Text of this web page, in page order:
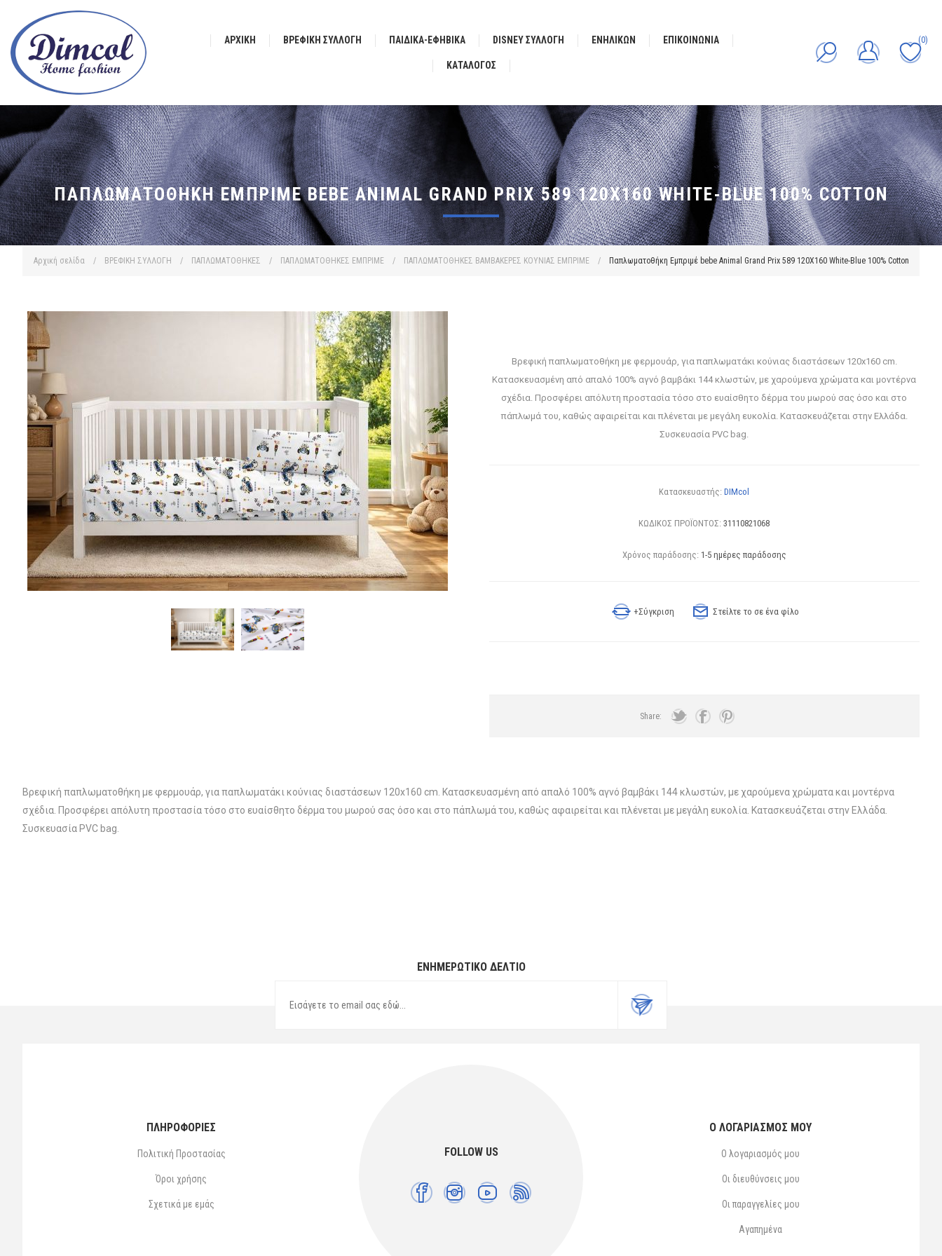
ΑΡΧΙΚΉ ΒΡΕΦΙΚΗ ΣΥΛΛΟΓΗ ΠΑΙΔΙΚΑ-ΕΦΗΒΙΚΑ DISNEY ΣΥΛΛΟΓΗ ΕΝΗΛΙΚΩΝ ΕΠΙΚΟΙΝΩΝΊΑ
ΚΑΤΆΛΟΓΟΣ
(0)
Αρχική σελίδα / ΒΡΕΦΙΚΗ ΣΥΛΛΟΓΗ / ΠΑΠΛΩΜΑΤΟΘΗΚΕΣ / ΠΑΠΛΩΜΑΤΟΘΗΚΕΣ ΕΜΠΡΙΜΕ / ΠΑΠΛΩΜΑΤΟΘΗΚΕΣ ΒΑΜΒΑΚΕΡΕΣ ΚΟΥΝΙΑΣ ΕΜΠΡΙΜΕ / Παπλωματοθήκη Εμπριμέ bebe Animal Grand Prix 589 120X160 White-Blue 100% Cotton
ΠΑΠΛΩΜΑΤΟΘΉΚΗ ΕΜΠΡΙΜΈ BEBE ANIMAL GRAND PRIX 589 120X160 WHITE-BLUE 100% COTTON
Βρεφική παπλωματοθήκη με φερμουάρ, για παπλωματάκι κούνιας διαστάσεων 120x160 cm.
Κατασκευασμένη από απαλό 100% αγνό βαμβάκι 144 κλωστών, με χαρούμενα χρώματα και μοντέρνα
σχέδια. Προσφέρει απόλυτη προστασία τόσο στο ευαίσθητο δέρμα του μωρού σας όσο και στο
πάπλωμά του, καθώς αφαιρείται και πλένεται με μεγάλη ευκολία. Κατασκευάζεται στην Ελλάδα.
Συσκευασία PVC bag.
Κατασκευαστής: DIMcol
ΚΩΔΙΚΟΣ ΠΡΟΪΟΝΤΟΣ: 31110821068
Χρόνος παράδοσης: 1-5 ημέρες παράδοσης
+Σύγκριση Στείλτε το σε ένα φίλο
Share:
Βρεφική παπλωματοθήκη με φερμουάρ, για παπλωματάκι κούνιας διαστάσεων 120x160 cm. Κατασκευασμένη από απαλό 100% αγνό βαμβάκι 144 κλωστών, με χαρούμενα χρώματα και μοντέρνα
σχέδια. Προσφέρει απόλυτη προστασία τόσο στο ευαίσθητο δέρμα του μωρού σας όσο και στο πάπλωμά του, καθώς αφαιρείται και πλένεται με μεγάλη ευκολία. Κατασκευάζεται στην Ελλάδα.
Συσκευασία PVC bag.
ΕΝΗΜΕΡΩΤΙΚΌ ΔΕΛΤΊΟ
FOLLOW US
ΠΛΗΡΟΦΟΡΙΕΣ
Πολιτική Προστασίας
Όροι χρήσης
Σχετικά με εμάς
Ο ΛΟΓΑΡΙΑΣΜΌΣ ΜΟΥ
Ο λογαριασμός μου
Οι διευθύνσεις μου
Οι παραγγελίες μου
Αγαπημένα